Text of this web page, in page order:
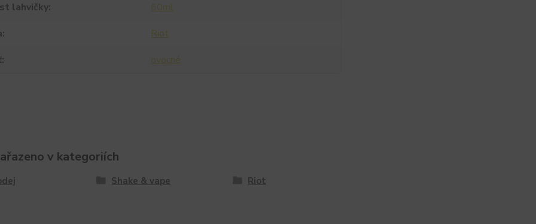
lahvičky
60ml
Riot
ovocné
v kategoriích
Shake & vape Riot